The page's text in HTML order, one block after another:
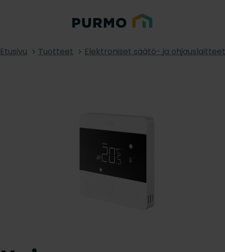
Etusivu Tuotteet Elektroniset säätö- ja ohjauslaitteet